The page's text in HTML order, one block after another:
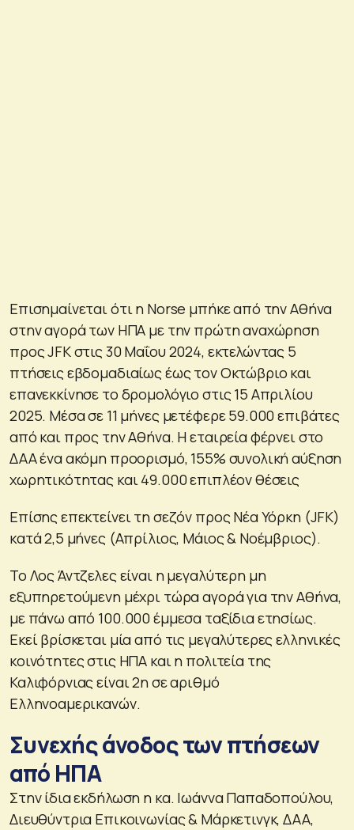
Επισημαίνεται ότι η Norse μπήκε από την Αθήνα
στην αγορά των ΗΠΑ με την πρώτη αναχώρηση
προς JFK στις 30 Μαΐου 2024, εκτελώντας 5
πτήσεις εβδομαδιαίως έως τον Οκτώβριο και
επανεκκίνησε το δρομολόγιο στις 15 Απριλίου
2025. Μέσα σε 11 μήνες μετέφερε 59.000 επιβάτες
από και προς την Αθήνα. Η εταιρεία φέρνει στο
ΔΑΑ ένα ακόμη προορισμό, 155% συνολική αύξηση
χωρητικότητας και 49.000 επιπλέον θέσεις
Επίσης επεκτείνει τη σεζόν προς Νέα Υόρκη (JFK)
κατά 2,5 μήνες (Απρίλιος, Μάιος & Νοέμβριος).
Το Λος Άντζελες είναι η μεγαλύτερη μη
εξυπηρετούμενη μέχρι τώρα αγορά για την Αθήνα,
με πάνω από 100.000 έμμεσα ταξίδια ετησίως.
Εκεί βρίσκεται μία από τις μεγαλύτερες ελληνικές
κοινότητες στις ΗΠΑ και η πολιτεία της
Καλιφόρνιας είναι 2η σε αριθμό
Ελληνοαμερικανών.
Συνεχής άνοδος των πτήσεων
από ΗΠΑ
Στην ίδια εκδήλωση η κα. Ιωάννα Παπαδοπούλου,
Διευθύντρια Επικοινωνίας & Μάρκετινγκ, ΔΑΑ,